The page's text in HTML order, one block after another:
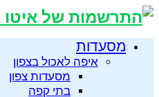
מסעדות
איפה לאכול בצפון
מסעדות צפון
בתי קפה